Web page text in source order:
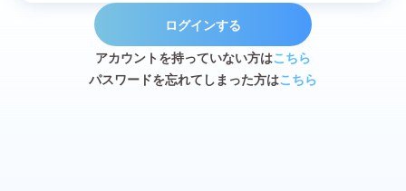
ログインする
アカウントを持っていない方はこちら
パスワードを忘れてしまった方はこちら